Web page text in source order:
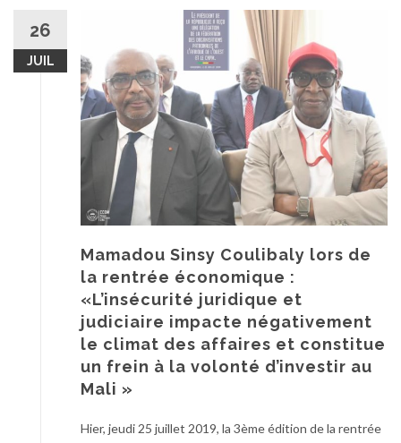
26
JUIL
Mamadou Sinsy Coulibaly lors de
la rentrée économique :
«L’insécurité juridique et
judiciaire impacte négativement
le climat des affaires et constitue
un frein à la volonté d’investir au
Mali »
Hier, jeudi 25 juillet 2019, la 3ème édition de la rentrée